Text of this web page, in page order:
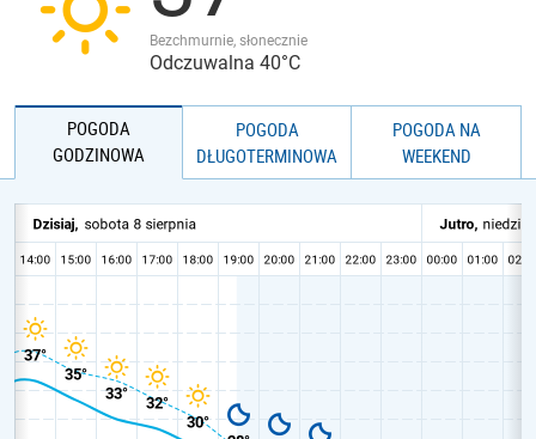
Bezchmurnie, słonecznie
Odczuwalna 40°C
POGODA
GODZINOWA
POGODA
DŁUGOTERMINOWA
POGODA NA
WEEKEND